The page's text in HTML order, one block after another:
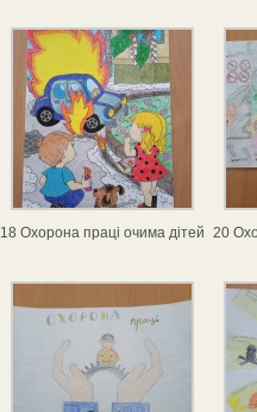
18 Охорона праці очима дітей 20